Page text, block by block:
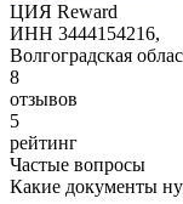
ЦИЯ Reward
ИНН 3444154216,
Волгоградская
8
отзывов
5
рейтинг
Частые вопросы
Какие документы